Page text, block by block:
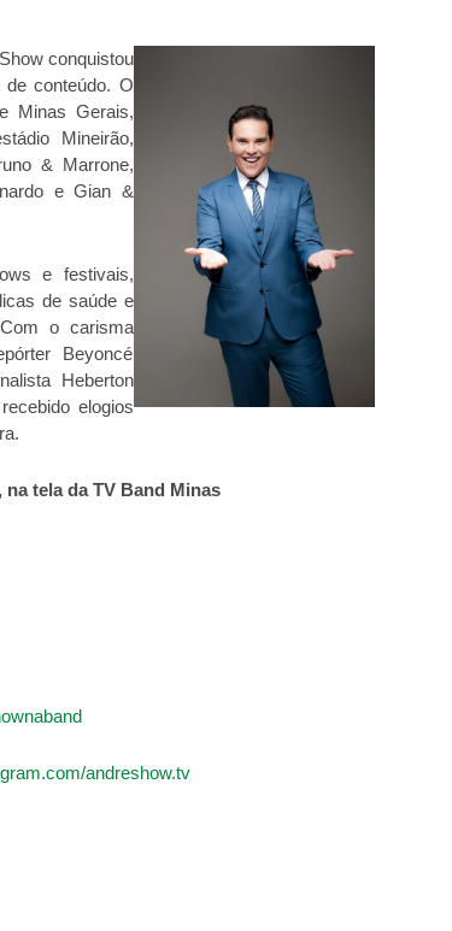
conquistou
de conteúdo. O
Minas Gerais,
Mineirão,
& Marrone,
e Gian &
e festivais,
de saúde e
o carisma
Beyoncé
Heberton
elogios
tela da TV Band Minas
andreshow.tv